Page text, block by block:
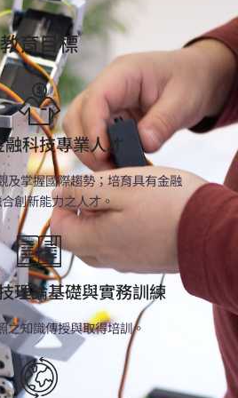
教育目標
科技專業人才
及掌握國際趨勢；培育具有金融
創新能力之人才。
理論基礎與實務訓練
之知識傳授與取得培訓。